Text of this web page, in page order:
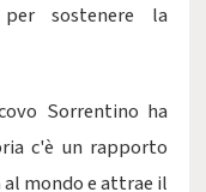
per sostenere la
Sorrentino ha
c'è un rapporto
al mondo e attrae il